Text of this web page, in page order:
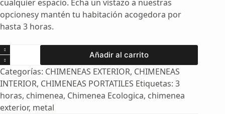
original
era:
$2,700.00.
actual
es:
$1,900.00.
cualquier espacio. Echa un vistazo a nuestras
opcionesy mantén tu habitación acogedora por
hasta 3 horas.
Chimenea
Portatil
Acero
Inoxidable
y
Cristal
Añadir al carrito
Categorías: CHIMENEAS EXTERIOR, CHIMENEAS
INTERIOR, CHIMENEAS PORTATILES Etiquetas: 3
horas, chimenea, Chimenea Ecologica, chimenea
exterior, metal